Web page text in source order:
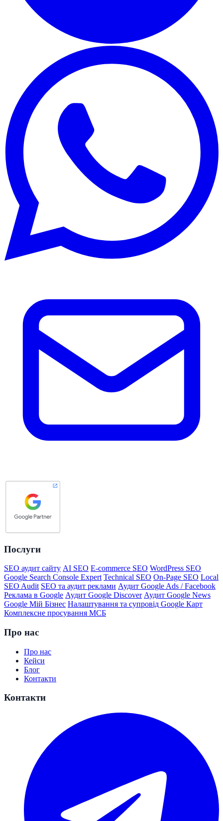
Послуги
SEO аудит сайту AI SEO E-commerce SEO WordPress SEO
Google Search Console Expert Technical SEO On-Page SEO Local
SEO Audit SEO та аудит реклами Аудит Google Ads / Facebook
Реклама в Google Аудит Google Discover Аудит Google News
Google Мій Бізнес Налаштування та супровід Google Карт
Комплексне просування МСБ
Про нас
Про нас
Кейси
Блог
Контакти
Контакти